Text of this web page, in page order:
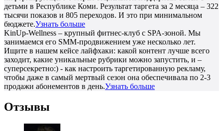
детьми в Республике Коми. Результат таргета за 2 месяца – 322
тысячи показов и 805 переходов. И это при минимальном
бюджете.Узнать больше
KinUp-Wellness – крупный фитнес-клуб с SPA-зоной. Мы
занимаемся его SMM-продвижением уже несколько лет.
Ищите в нашем кейсе лайфхаки: какой контент лучше всего
заходит, какие уникальные рубрики можно запустить, и –
суперсекретно:) - как настроить таргетированную рекламу,
чтобы даже в самый мертвый сезон она обеспечивала по 2-3
продажи абонементов в день.Узнать больше
Отзывы